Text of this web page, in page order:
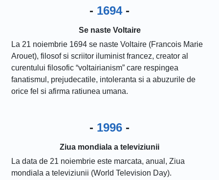
- 1694-
Se naste Voltaire
La 21 noiembrie 1694 se naste Voltaire (Francois Marie
Arouet), filosof si scriitor iluminist francez, creator al
curentului filosofic “voltairianism” care respingea
fanatismul, prejudecatile, intoleranta si a abuzurile de
orice fel si afirma ratiunea umana.
- 1996 -
Ziua mondiala a televiziunii
La data de 21 noiembrie este marcata, anual, Ziua
mondiala a televiziunii (World Television Day).